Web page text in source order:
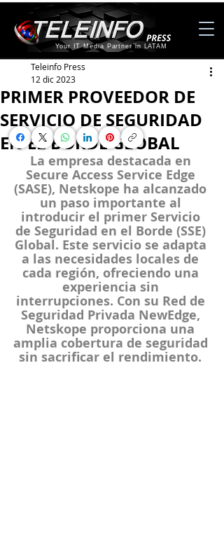
Your IT Media Partner in LATAM
PRIMER PROVEEDOR DE
SERVICIO DE SEGURIDAD
EN EL BORDE GLOBAL
Teleinfo Press
12 dic 2023
La empresa destacada en
Secure Access Service Edge
(SASE), Netskope ha alcanzado
un paso importante al
introducir el primer Servicio
de Seguridad en el Borde (SSE)
Global. Este servicio se adapta
a las necesidades locales de
cada región, ofreciendo una
experiencia sin
interrupciones. Con su Red de
Seguridad Privada NewEdge,
Netskope proporciona una
amplia cobertura de seguridad
sin sacrificar el rendimiento.